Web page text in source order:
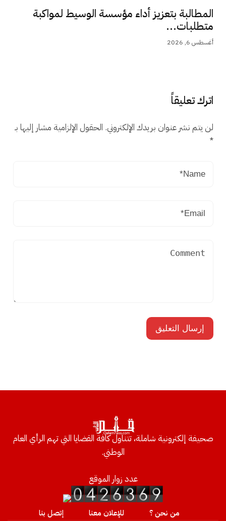
المطالبة بتعزيز أداء مؤسسة الوسيط لمواكبة
متطلبات...
أغسطس 6, 2026
اترك تعليقاً
لن يتم نشر عنوان بريدك الإلكتروني. الحقول الإلزامية مشار إليها بـ
*
صحيفة إلكترونية شاملة، تتناول كافة القضايا التي تهم الرأي العام
الوطني.
عدد زوار الموقع
من نحن ؟ للإعلان معنا إتصل بنا